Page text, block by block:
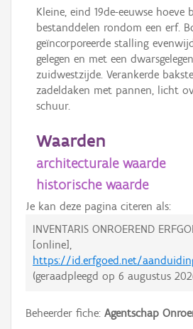
Kleine, eind 19de-eeuwse hoeve
bestanddelen rondom een erf.
geïncorporeerde stalling
gelegen en met een
zuidwestzijde. Verankerde
zadeldaken met pannen, licht
schuur.
Waarden
architecturale waarde
historische waarde
Je kan deze pagina citeren als:
INVENTARIS ONROEREND
[online],
https://id.erfgoed.net/
(geraadpleegd op 6 augustus
Beheerder fiche: Agentschap